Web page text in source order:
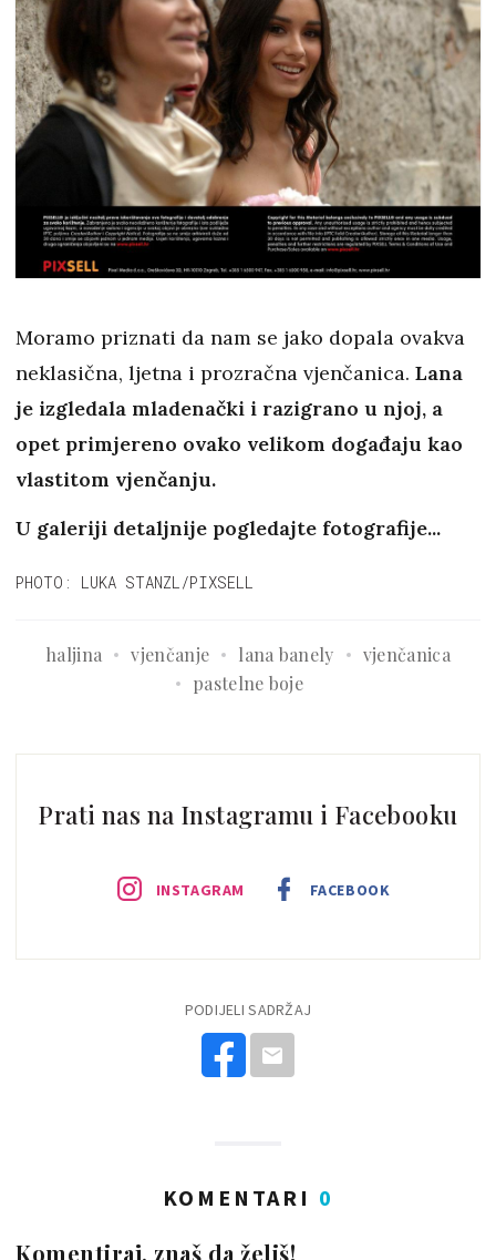
Moramo priznati da nam se jako dopala ovakva
neklasična, ljetna i prozračna vjenčanica. Lana
je izgledala mladenački i razigrano u njoj, a
opet primjereno ovako velikom događaju kao
vlastitom vjenčanju.
U galeriji detaljnije pogledajte fotografije...
PHOTO: LUKA STANZL/PIXSELL
haljina vjenčanje lana banely
vjenčanica
pastelne boje
Prati nas na Instagramu i Facebooku
INSTAGRAM FACEBOOK
PODIJELI SADRŽAJ
KOMENTARI 0
Komentiraj, znaš da želiš!